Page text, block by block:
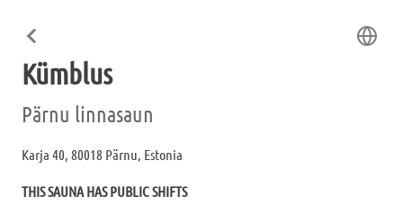
Kümblus
Pärnu linnasaun
Karja 40, 80018 Pärnu, Estonia
THIS SAUNA HAS PUBLIC SHIFTS